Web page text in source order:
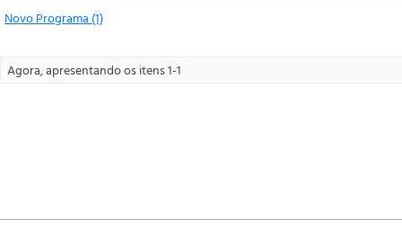
Novo Programa (1)
Agora, apresentando os itens 1-1